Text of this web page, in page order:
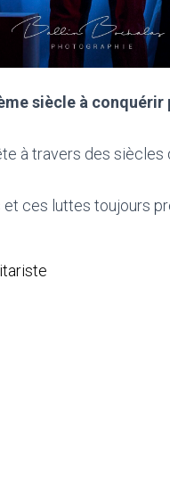
siècle à conquérir
à travers des siècles
ces luttes toujours